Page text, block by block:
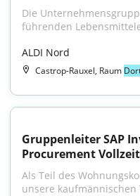
Die
führenden
ALDI Nord
Castrop-Rauxel, Raum
Gruppenleiter SAP
Procurement
Als Teil des
unsere